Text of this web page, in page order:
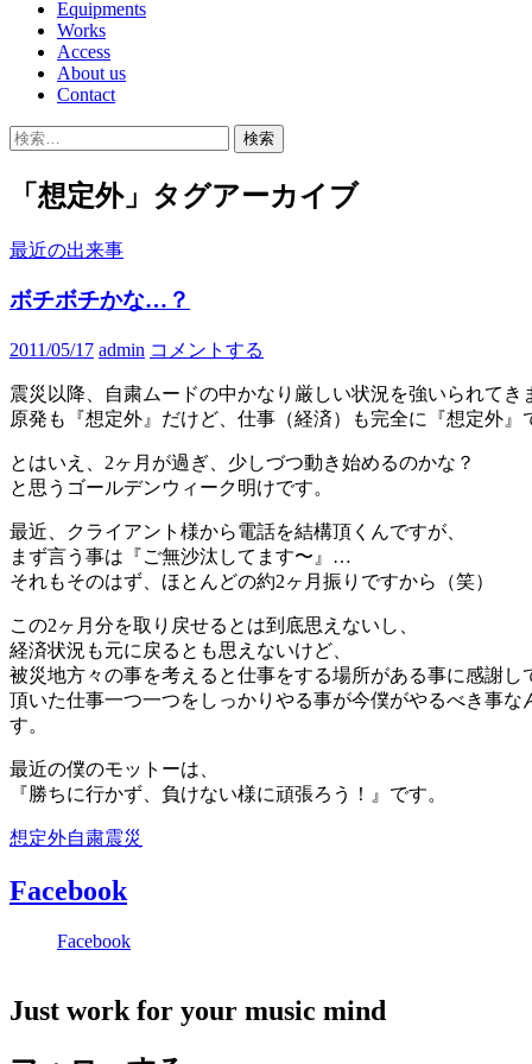
Equipments
Works
Access
About us
Contact
検
「想定外」タグアーカイブ
最近の出来事
ボチボチかな…？
2011/05/17 admin コメントする
震災以降、自粛ムードの中かなり厳しい状況を強いられてき
原発も『想定外』だけど、仕事（経済）も完全に『想定外
とはいえ、2ヶ月が過ぎ、少しづつ動き始めるのかな？
と思うゴールデンウィーク明けです。
最近、クライアント様から電話を結構頂くんですが、
まず言う事は『ご無沙汰してます〜』…
それもそのはず、ほとんどの約2ヶ月振りですから（笑）
この2ヶ月分を取り戻せるとは到底思えないし、
経済状況も元に戻るとも思えないけど、
被災地方々の事を考えると仕事をする場所がある事に感謝し
頂いた仕事一つ一つをしっかりやる事が今僕がやるべき事な
す。
最近の僕のモットーは、
『勝ちに行かず、負けない様に頑張ろう！』です。
想定外自粛震災
Facebook
Facebook
Just work for your music mind